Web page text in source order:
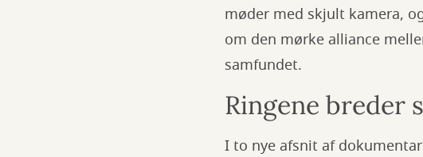
møder med skjult kamera,
om den mørke alliance
samfundet.
Ringene breder
I to nye afsnit af